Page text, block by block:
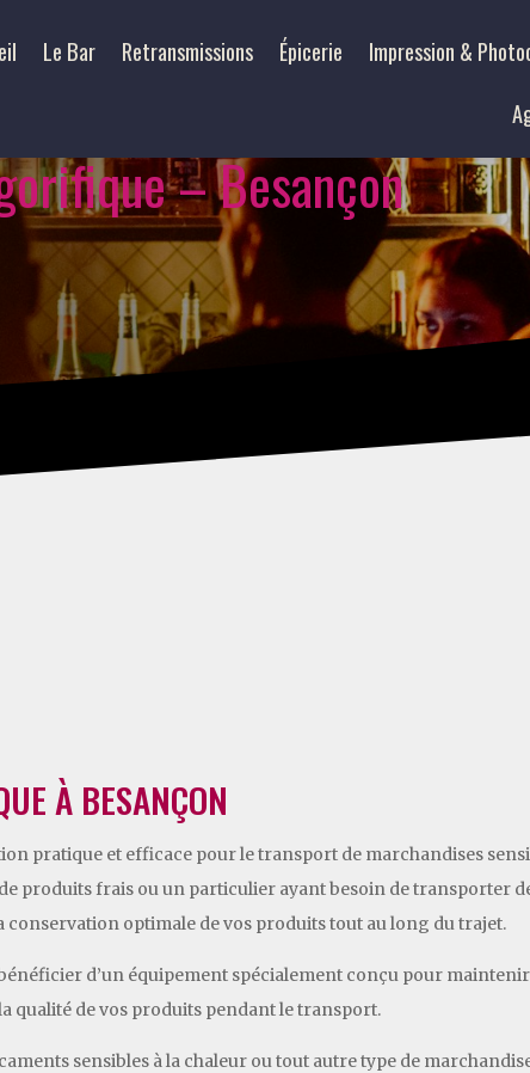
Le Bar Retransmissions Épicerie Impression &
– Besançon
À BESANÇON
pratique et efficace pour le transport de marchandises
produits frais ou un particulier ayant besoin de transporter
optimale de vos produits tout au long du trajet.
d’un équipement spécialement conçu pour
qualité de vos produits pendant le transport.
sensibles à la chaleur ou tout autre type de